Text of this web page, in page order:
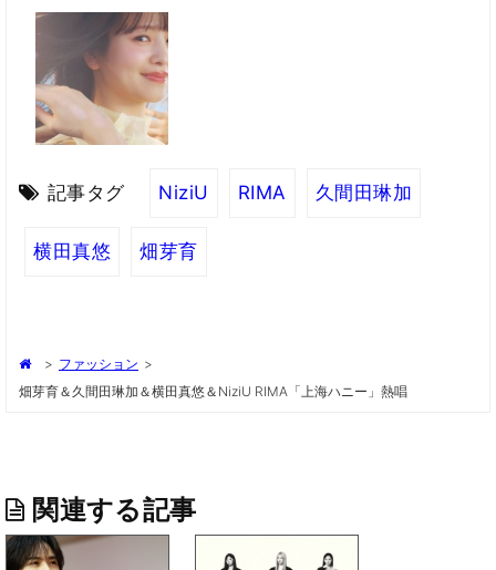
記事タグ NiziU RIMA 久間田琳加
横田真悠 畑芽育
> ファッション >
畑芽育＆久間田琳加＆横田真悠＆NiziU RIMA「上海ハニー」熱唱
関連する記事